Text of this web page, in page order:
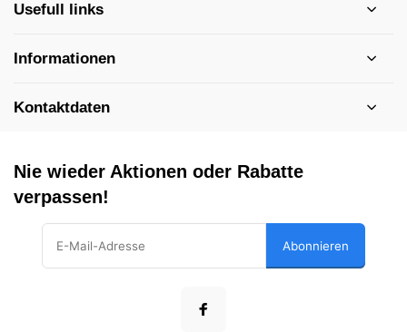
Usefull links
Informationen
Kontaktdaten
Nie wieder Aktionen oder Rabatte
verpassen!
Abonnieren